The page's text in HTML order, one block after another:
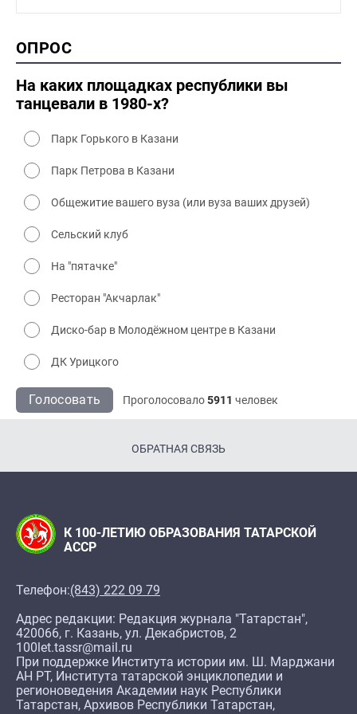
1990-2000 культура
2000 промышленность
2000 культура
ОПРОС
На каких площадках республики вы
танцевали в 1980-х?
Парк Горького в Казани
Парк Петрова в Казани
Общежитие вашего вуза (или вуза ваших друзей)
Сельский клуб
На "пятачке"
Ресторан "Акчарлак"
Диско-бар в Молодёжном центре в Казани
ДК Урицкого
Голосовать Проголосовало5911 человек
ОБРАТНАЯ СВЯЗЬ
К 100-ЛЕТИЮ ОБРАЗОВАНИЯ ТАТАРСКОЙ
АССР
Телефон:(843) 222 09 79
Адрес редакции: Редакция журнала "Татарстан",
420066, г. Казань, ул. Декабристов, 2
100let.tassr@mail.ru
При поддержке Института истории им. Ш. Марджани
АН РТ, Института татарской энциклопедии и
регионоведения Академии наук Республики
Татарстан, Архивов Республики Татарстан,